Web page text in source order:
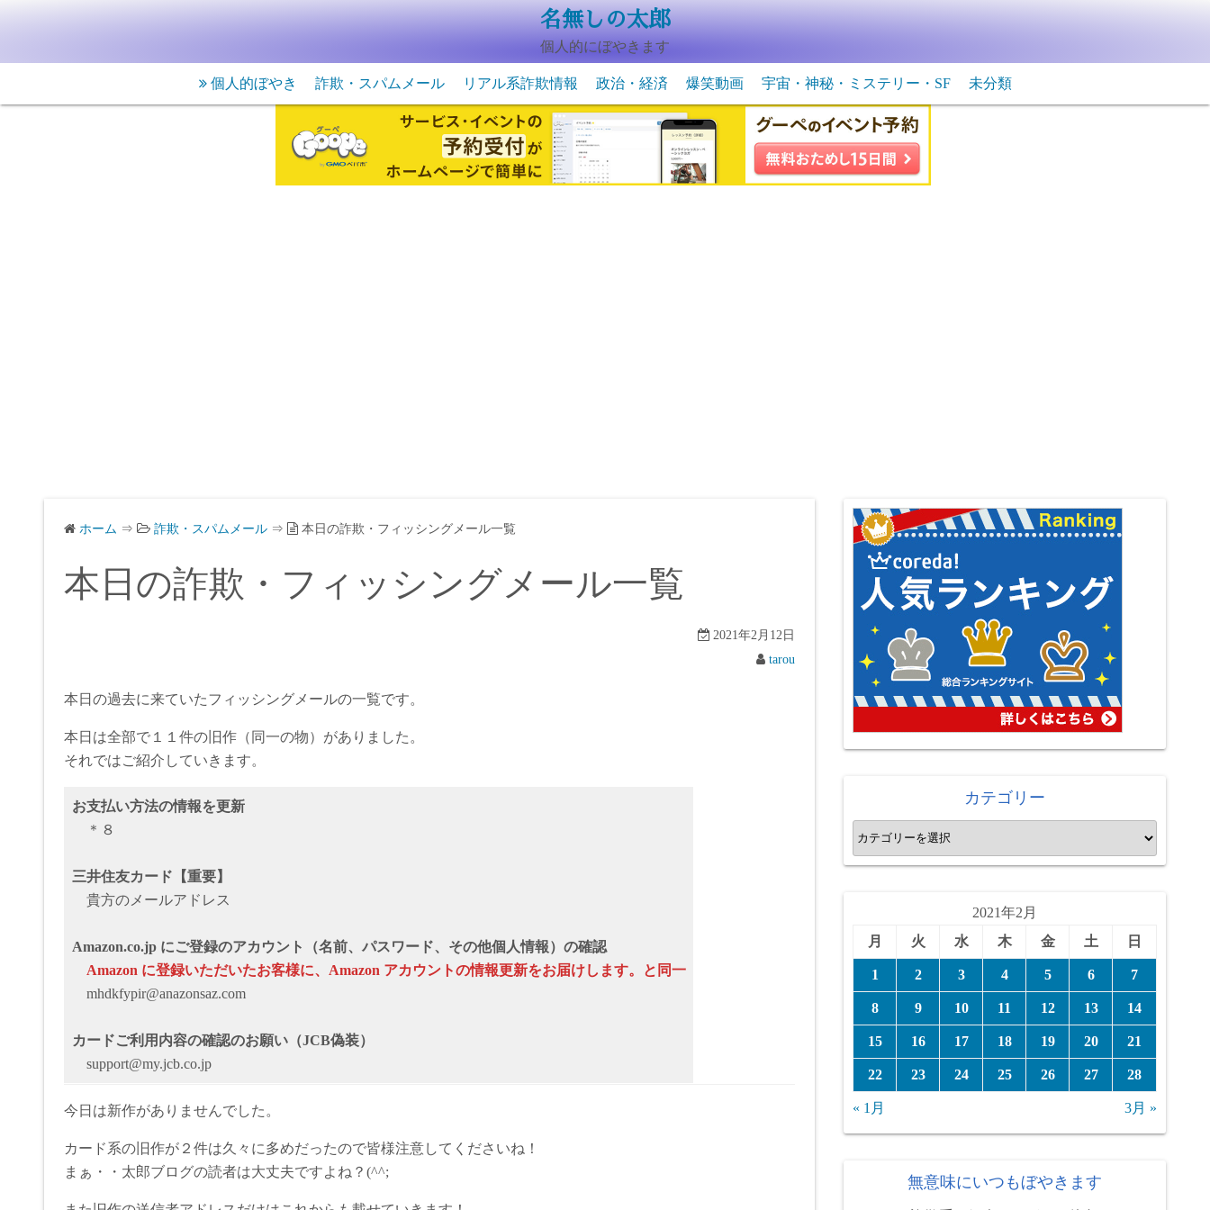
名無しの太郎
個人的にぼやきます
個人的ぼやき 詐欺・スパムメール リアル系詐欺情報 政治・経済 爆笑動画
動物系の爆笑動画
宇宙・神秘・ミステリー・SF
未確認生物・飛行物体
宇宙・ＳＦ
未分類
ホーム ⇒ 詐欺・スパムメール ⇒ 本日の詐欺・フィッシングメール一覧
本日の詐欺・フィッシングメール一覧
2021年2月12日
tarou
本日の過去に来ていたフィッシングメールの一覧です。
本日は全部で１１件の旧作（同一の物）がありました。
それではご紹介していきます。
お支払い方法の情報を更新
＊８
三井住友カード【重要】
貴方のメールアドレス
Amazon.co.jp にご登録のアカウント（名前、パスワード、その他個人情報）の確認
Аmazon に登録いただいたお客様に、Аmazon アカウントの情報更新をお届けします。と同一
mhdkfypir@anazonsaz.com
カードご利用内容の確認のお願い（JCB偽装）
support@my.jcb.co.jp
今日は新作がありませんでした。
カード系の旧作が２件は久々に多めだったので皆様注意してくださいね！
まぁ・・太郎ブログの読者は大丈夫ですよね？(^^;
カテゴリー
カ
テ
2021年2月
月
火 水 木 金 土 日
1 2 3 4 5 6 7
8 9 10 11 12 13 14
15 16 17 18 19 20 21
22 23 24 25 26 27 28
« 1月 3月 »
無意味にいつもぼやきます